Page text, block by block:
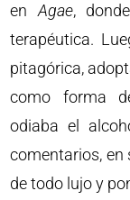
enAgae,
terapéutica.
pitagórica,
como forma
odiaba el
comentarios, en
de todo lujo y